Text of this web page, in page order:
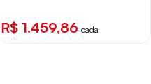
R$ 1.459,86 cada